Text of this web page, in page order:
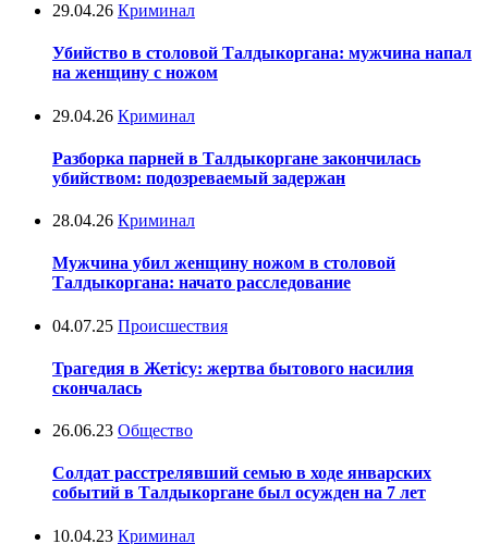
29.04.26 Криминал
Убийство в столовой Талдыкоргана: мужчина напал
на женщину с ножом
29.04.26 Криминал
Разборка парней в Талдыкоргане закончилась
убийством: подозреваемый задержан
28.04.26 Криминал
Мужчина убил женщину ножом в столовой
Талдыкоргана: начато расследование
04.07.25 Происшествия
Трагедия в Жетісу: жертва бытового насилия
скончалась
26.06.23 Общество
Солдат расстрелявший семью в ходе январских
событий в Талдыкоргане был осужден на 7 лет
10.04.23 Криминал